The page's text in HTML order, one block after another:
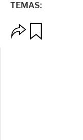
TEMAS:
p